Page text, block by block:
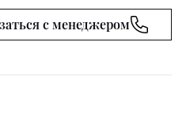
с менеджером